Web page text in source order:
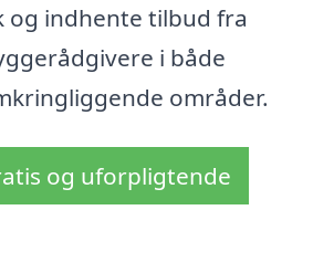
indhente tilbud fra
i både
områder.
og uforpligtende